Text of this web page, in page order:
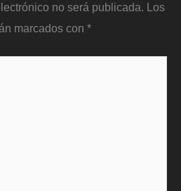
no será publicada.
Los
marcados con *